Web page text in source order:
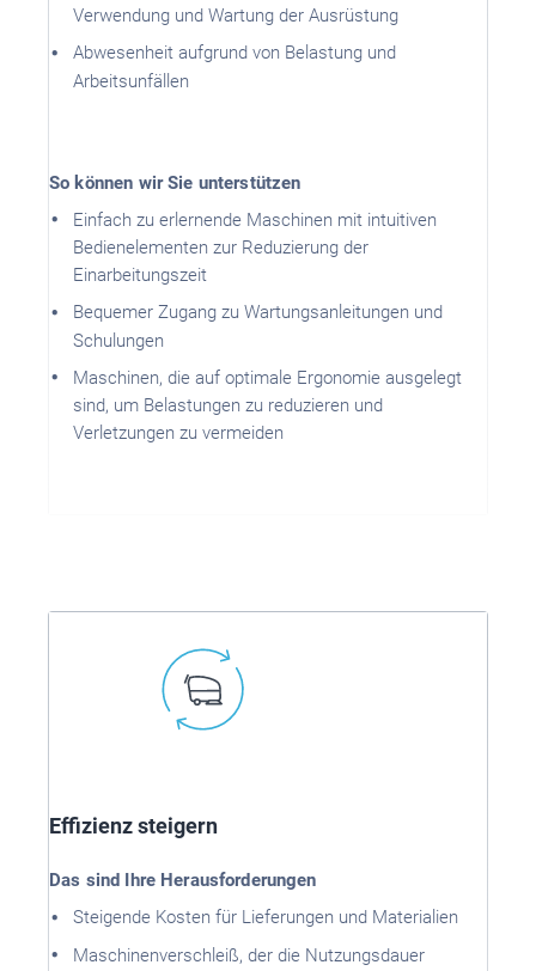
Verwendung und Wartung der Ausrüstung
Abwesenheit aufgrund von Belastung und
Arbeitsunfällen
So können wir Sie unterstützen
Einfach zu erlernende Maschinen mit intuitiven
Bedienelementen zur Reduzierung der
Einarbeitungszeit
Bequemer Zugang zu Wartungsanleitungen und
Schulungen
Maschinen, die auf optimale Ergonomie ausgelegt
sind, um Belastungen zu reduzieren und
Verletzungen zu vermeiden
Effizienz steigern
Das sind Ihre Herausforderungen
Steigende Kosten für Lieferungen und Materialien
Maschinenverschleiß, der die Nutzungsdauer